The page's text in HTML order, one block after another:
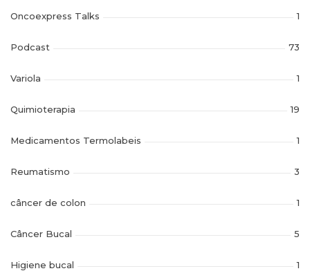
Oncoexpress Talks 1
Podcast 73
Variola 1
Quimioterapia 19
Medicamentos Termolabeis 1
Reumatismo 3
câncer de colon 1
Câncer Bucal 5
Higiene bucal 1